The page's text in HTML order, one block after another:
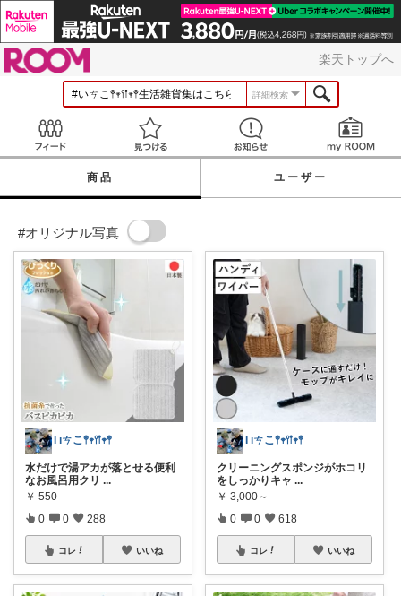
楽天トップへ
詳細検索
見つける お知らせ
商品 ユーザー
#オリジナル写真
Ɩ ıㄘこ𖤣𖥧𖥣𖡡𖥧𖤣
水だけで湯アカが落とせる便利
なお風呂用クリ ...
￥ 550
0 0 288
コレ いいね
Ɩ ıㄘこ𖤣𖥧𖥣𖡡𖥧𖤣
クリーニングスポンジがホコリ
をしっかりキャ ...
￥ 3,000～
0 0 618
コレ いいね